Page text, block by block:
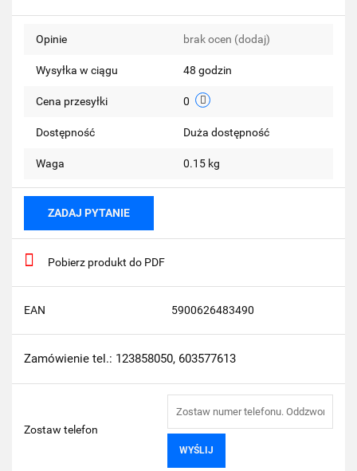
Do
Opinie brak ocen (dodaj)
Wysyłka w ciągu 48 godzin
Cena przesyłki 0
Dostępność Duża dostępność
Waga 0.15 kg
ZADAJ PYTANIE
Pobierz produkt do PDF
EAN 5900626483490
Zamówienie tel.: 123858050, 603577613
Zostaw telefon
WYŚLIJ